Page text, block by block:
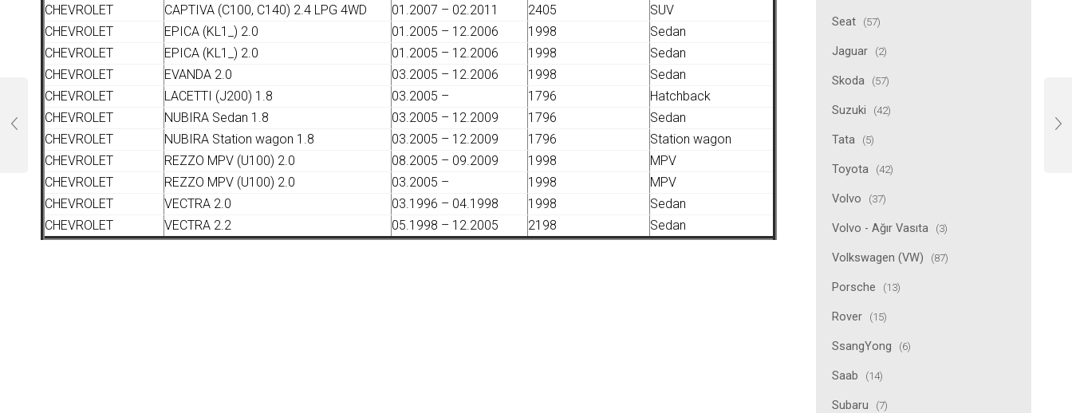
Seat (57)
Jaguar (2)
Skoda (57)
Suzuki (42)
Tata (5)
Toyota (42)
Volvo (37)
Volvo - Ağır Vasıta (3)
Volkswagen (VW) (87)
Porsche (13)
Rover (15)
SsangYong (6)
Saab (14)
Subaru (7)
CHEVROLET
CAPTIVA (C100, C140) 2.4 LPG 4WD 01.2007 – 02.2011 2405
SUV
CHEVROLET
EPICA (KL1_) 2.0 01.2005 – 12.2006 1998
Sedan
CHEVROLET
EPICA (KL1_) 2.0 01.2005 – 12.2006 1998
Sedan
CHEVROLET
EVANDA 2.0 03.2005 – 12.2006 1998
Sedan
CHEVROLET
LACETTI (J200) 1.8 03.2005 – 1796
Hatchback
CHEVROLET
NUBIRA Sedan 1.8 03.2005 – 12.2009 1796
Sedan
CHEVROLET
NUBIRA Station wagon 1.8 03.2005 – 12.2009 1796
Station wagon
CHEVROLET
REZZO MPV (U100) 2.0 08.2005 – 09.2009 1998
MPV
CHEVROLET
REZZO MPV (U100) 2.0 03.2005 – 1998
MPV
CHEVROLET
VECTRA 2.0 03.1996 – 04.1998 1998
Sedan
CHEVROLET
VECTRA 2.2 05.1998 – 12.2005 2198 Sedan